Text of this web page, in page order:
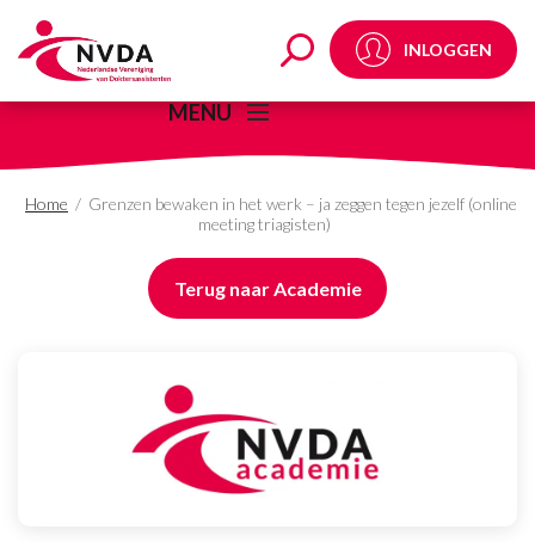
Grenzen bewaken in
INLOGGEN
MENU
Home / Grenzen bewaken in het werk – ja zeggen tegen jezelf (online
meeting triagisten)
Terug naar Academie